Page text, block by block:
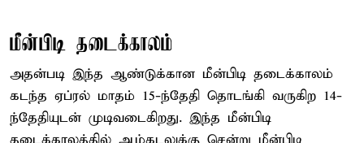
மீன்பிடி தடைக்காலம்
அதன்படி இந்த ஆண்டுக்கான மீன்பிடி தடைக்காலம்
கடந்த ஏப்ரல் மாதம் 15-ந்தேதி தொடங்கி வருகிற 14-
ந்தேதியுடன் முடிவடைகிறது. இந்த மீன்பிடி